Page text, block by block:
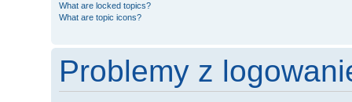
What are locked topics?
What are topic icons?
Problemy z